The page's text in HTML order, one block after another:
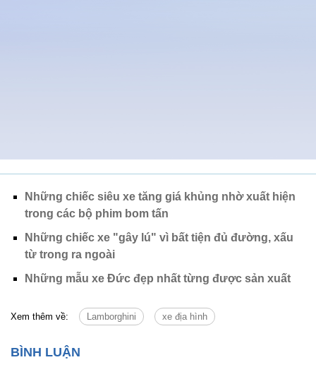
Những chiếc siêu xe tăng giá khủng nhờ xuất hiện
trong các bộ phim bom tấn
Những chiếc xe "gây lú" vì bất tiện đủ đường, xấu
từ trong ra ngoài
Những mẫu xe Đức đẹp nhất từng được sản xuất
Xem thêm về: Lamborghini xe địa hình